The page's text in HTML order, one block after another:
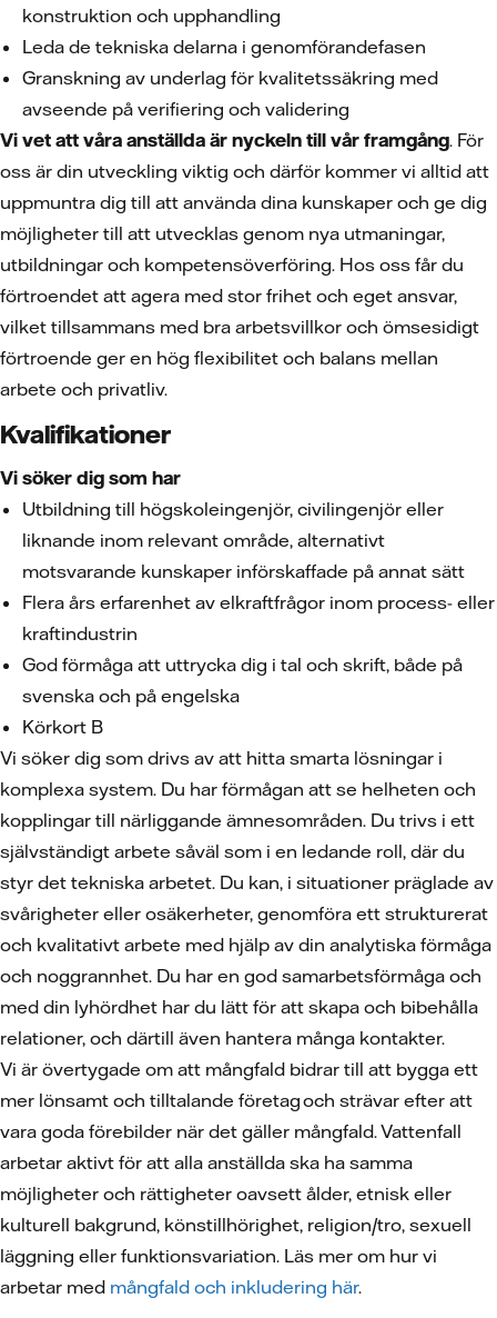
konstruktion och upphandling
Leda de tekniska delarna i genomförandefasen
Granskning av underlag för kvalitetssäkring med
avseende på verifiering och validering
Vi vet att våra anställda är nyckeln till vår framgång. För
oss är din utveckling viktig och därför kommer vi alltid att
uppmuntra dig till att använda dina kunskaper och ge dig
möjligheter till att utvecklas genom nya utmaningar,
utbildningar och kompetensöverföring. Hos oss får du
förtroendet att agera med stor frihet och eget ansvar,
vilket tillsammans med bra arbetsvillkor och ömsesidigt
förtroende ger en hög flexibilitet och balans mellan
arbete och privatliv.
Kvalifikationer
Vi söker dig som har
Utbildning till högskoleingenjör, civilingenjör eller
liknande inom relevant område, alternativt
motsvarande kunskaper införskaffade på annat sätt
Flera års erfarenhet av elkraftfrågor inom process- eller
kraftindustrin
God förmåga att uttrycka dig i tal och skrift, både på
svenska och på engelska
Körkort B
Vi söker dig som drivs av att hitta smarta lösningar i
komplexa system. Du har förmågan att se helheten och
kopplingar till närliggande ämnesområden. Du trivs i ett
självständigt arbete såväl som i en ledande roll, där du
styr det tekniska arbetet. Du kan, i situationer präglade av
svårigheter eller osäkerheter, genomföra ett strukturerat
och kvalitativt arbete med hjälp av din analytiska förmåga
och noggrannhet. Du har en god samarbetsförmåga och
med din lyhördhet har du lätt för att skapa och bibehålla
relationer, och därtill även hantera många kontakter.
Vi är övertygade om att mångfald bidrar till att bygga ett
mer lönsamt och tilltalande företag och strävar efter att
vara goda förebilder när det gäller mångfald. Vattenfall
arbetar aktivt för att alla anställda ska ha samma
möjligheter och rättigheter oavsett ålder, etnisk eller
kulturell bakgrund, könstillhörighet, religion/tro, sexuell
läggning eller funktionsvariation. Läs mer om hur vi
arbetar med mångfald och inkludering här.